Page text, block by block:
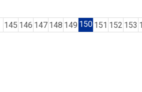
145 146 147 148 149 150 151 152 153